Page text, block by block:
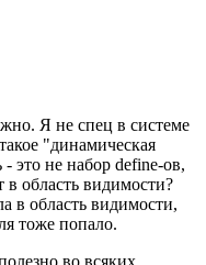
Я не спец в системе
"динамическая
это не набор define-ов,
область видимости?
в область видимости,
тоже попало.
во всяких